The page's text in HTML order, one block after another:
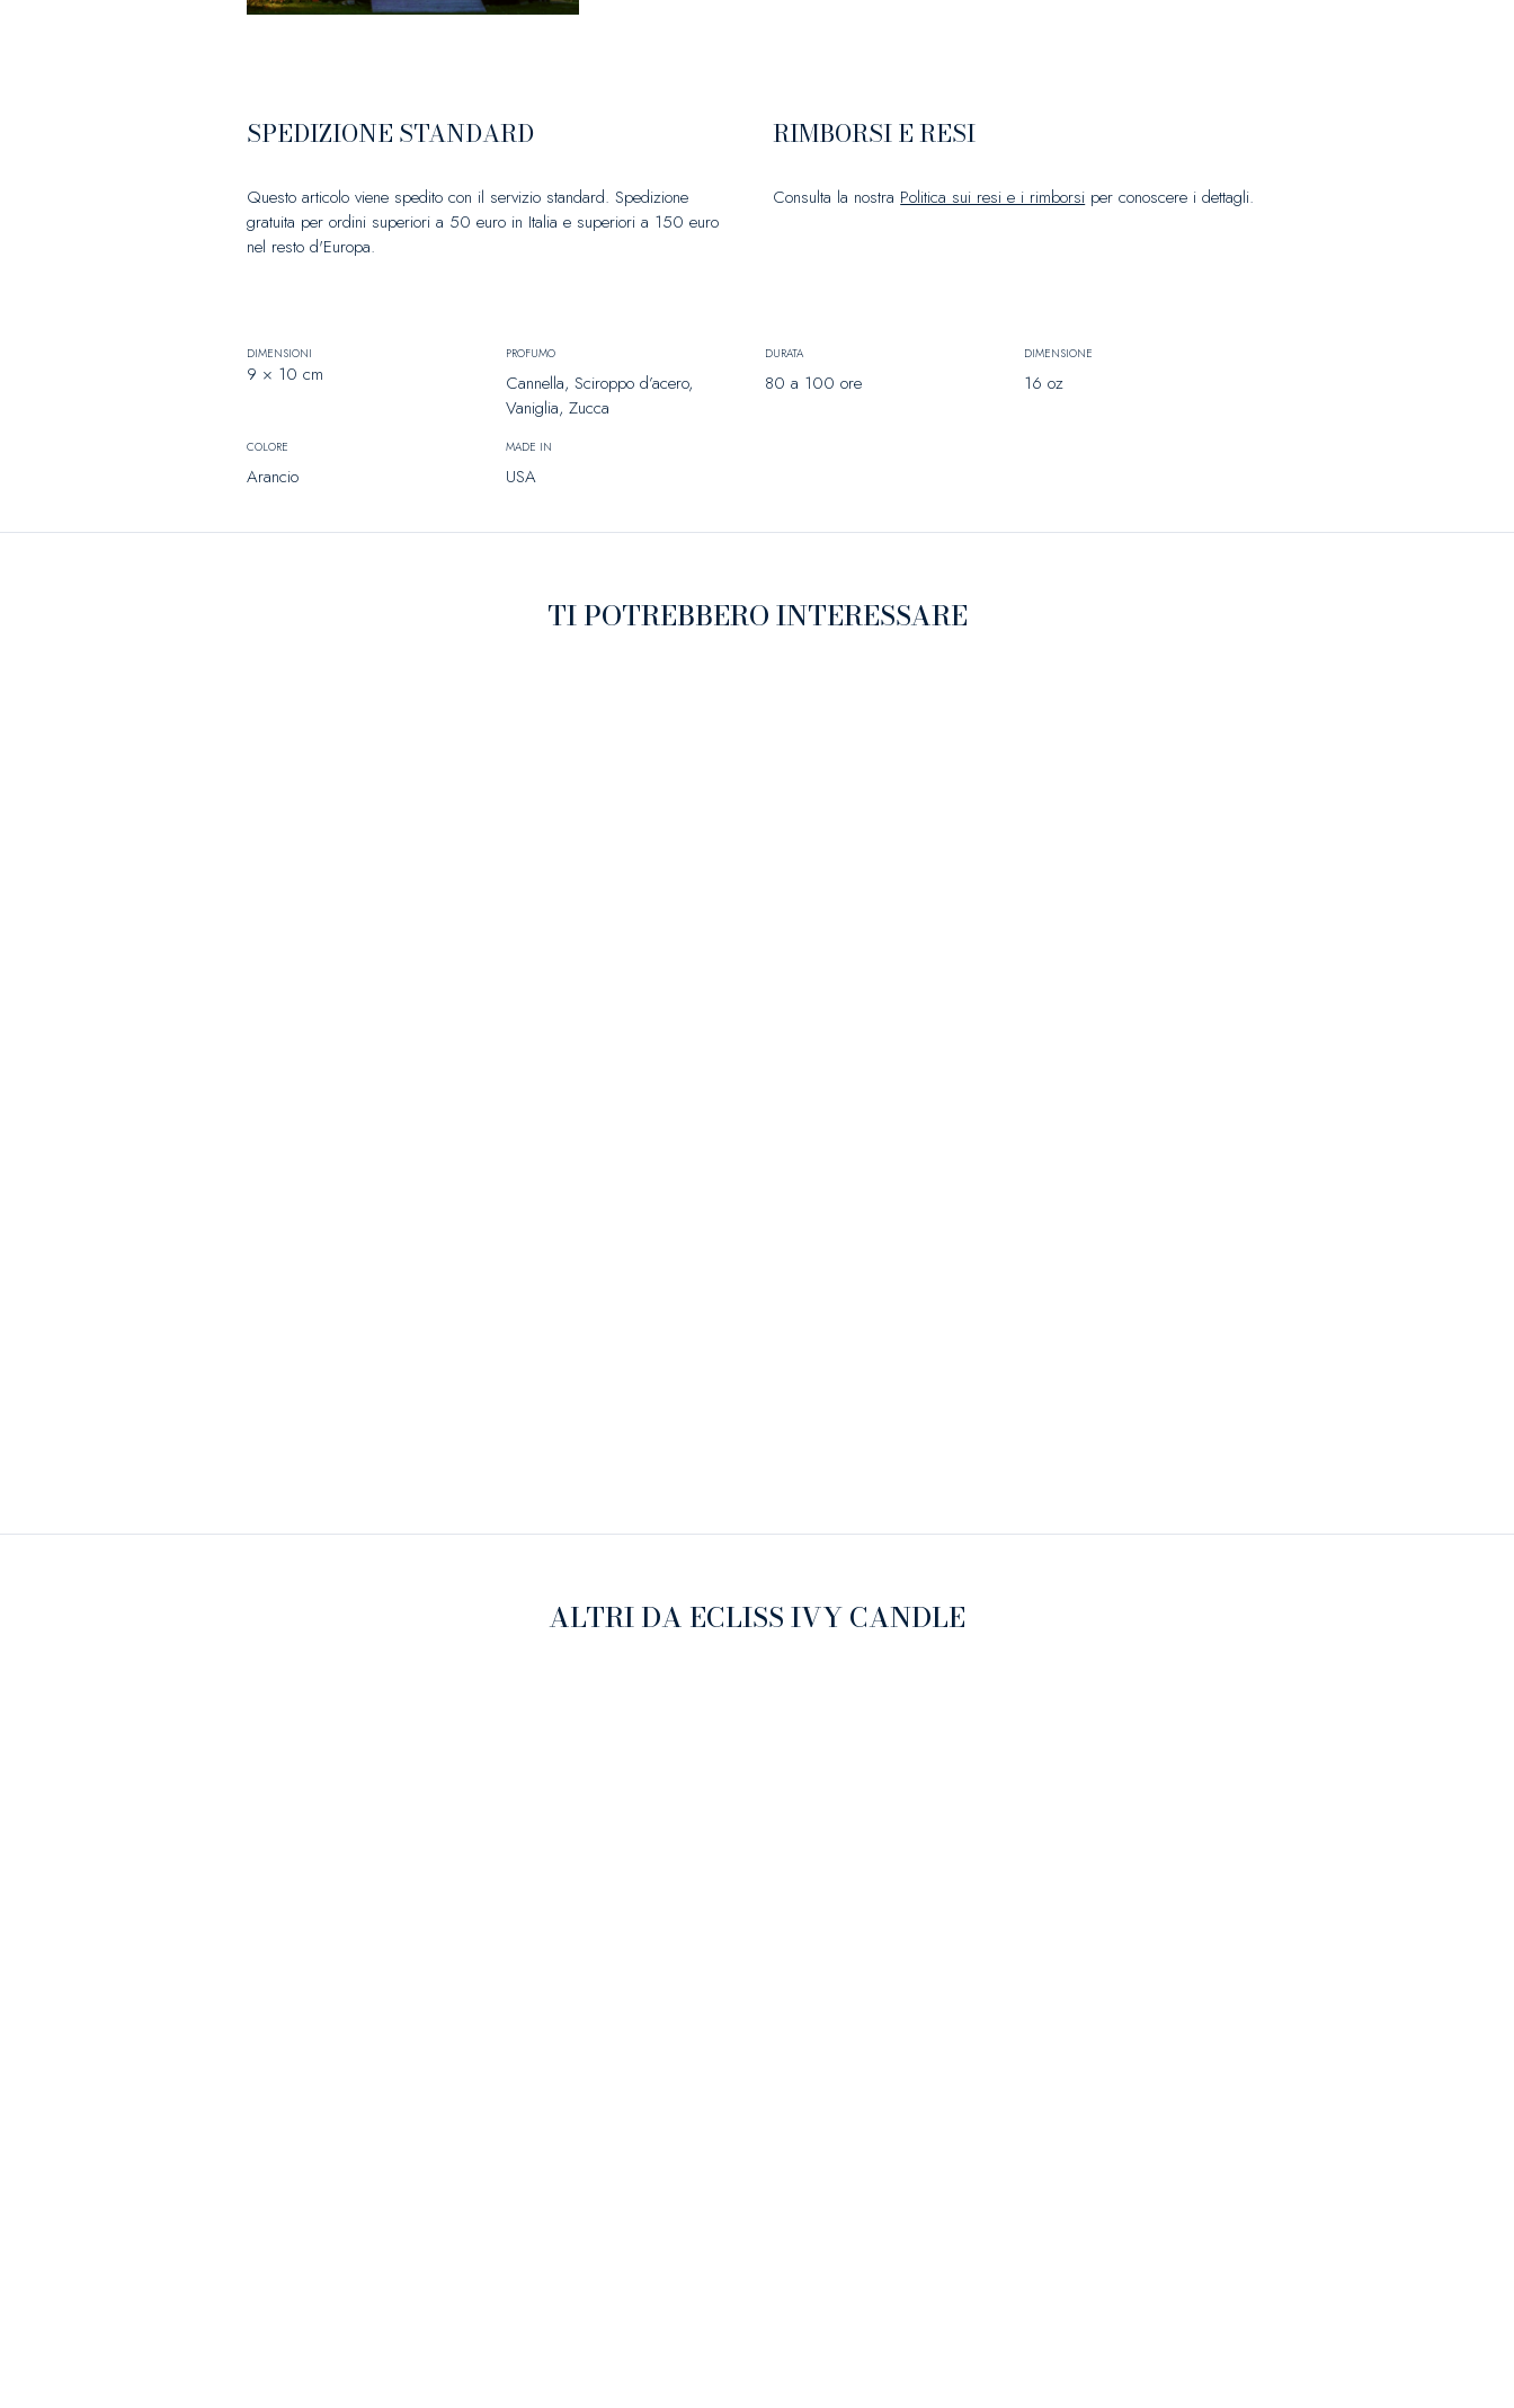
SPEDIZIONE STANDARD
Questo articolo viene spedito con il servizio standard. Spedizione
gratuita per ordini superiori a 50 euro in Italia e superiori a 150 euro
nel resto d'Europa.
RIMBORSI E RESI
Consulta la nostraPolitica sui resi e i rimborsiper conoscere i dettagli.
DIMENSIONI
9 × 10 cm
PROFUMO
Cannella, Sciroppo d’acero,
Vaniglia, Zucca
DURATA
80 a 100 ore
DIMENSIONE
16 oz
COLORE
Arancio
MADE IN
USA
TI POTREBBERO INTERESSARE
ALTRI DA ECLISS IVY CANDLE